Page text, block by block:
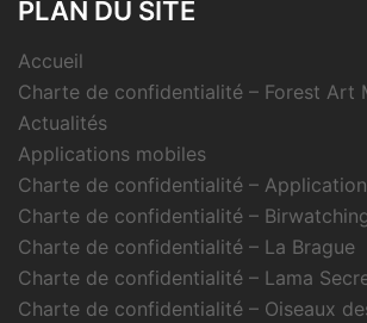
PLAN DU SITE
Accueil
Charte de confidentialité – Forest Art
Actualités
Applications mobiles
Charte de confidentialité –
Charte de confidentialité –
Charte de confidentialité – La Brague
Charte de confidentialité – Lama
Charte de confidentialité – Oiseaux